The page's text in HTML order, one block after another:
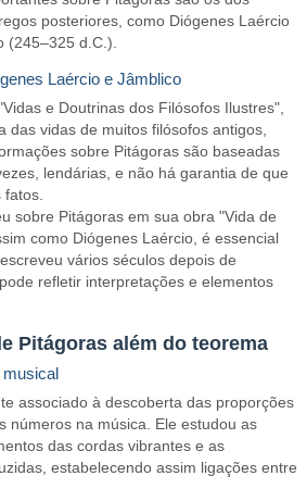
posteriores, como Diógenes Laércio
(245–325 d.C.).
Laércio e Jâmblico
e Doutrinas dos Filósofos Ilustres",
das vidas de muitos filósofos antigos,
sobre Pitágoras são baseadas
lendárias, e não há garantia de que
sobre Pitágoras em sua obra "Vida de
como Diógenes Laércio, é essencial
vários séculos depois de
refletir interpretações e elementos
Pitágoras além do teorema
musical
associado à descoberta das proporções
números na música. Ele estudou as
das cordas vibrantes e as
estabelecendo assim ligações entre